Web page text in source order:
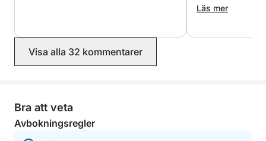
🇫🇷🇬🇧 Jag talar franska och engelska och kan
anpassa mig efter era preferenser: avkoppling,
utforskande, drinkar, simning, solbad eller till och
Jag kan ordna en charkuteribricka mot en liten
avgift.
och visade till
Läs mer
Visa alla 32 kommentarer
Bra att veta
Avbokningsregler